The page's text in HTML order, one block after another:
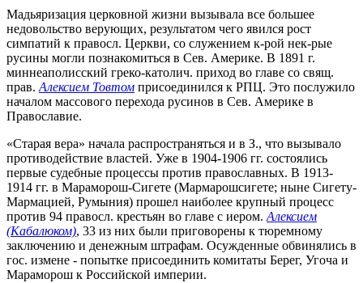
Мадьяризация церковной жизни вызывала все большее
недовольство верующих, результатом чего явился рост
симпатий к правосл. Церкви, со служением к-рой нек-рые
русины могли познакомиться в Сев. Америке. В 1891 г.
миннеаполисский греко-католич. приход во главе со свящ.
прав. Алексием Товтом присоединился к РПЦ. Это послужило
началом массового перехода русинов в Сев. Америке в
Православие.
«Старая вера» начала распространяться и в З., что вызывало
противодействие властей. Уже в 1904-1906 гг. состоялись
первые судебные процессы против православных. В 1913-
1914 гг. в Мараморош-Сигете (Мармарошсигете; ныне Сигету-
Мармацией, Румыния) прошел наиболее крупный процесс
против 94 правосл. крестьян во главе с иером. Алексием
(Кабалюком), 33 из них были приговорены к тюремному
заключению и денежным штрафам. Осужденные обвинялись в
гос. измене - попытке присоединить комитаты Берег, Угоча и
Мараморош к Российской империи.